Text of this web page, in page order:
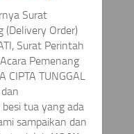
Surat
(Delivery Order)
Surat Perintah
Pemenang
CIPTA TUNGGAL
tua yang ada
sampaikan dan